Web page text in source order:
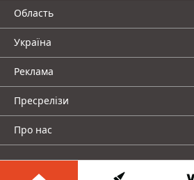
Область
Україна
Реклама
Пресрелізи
Про нас